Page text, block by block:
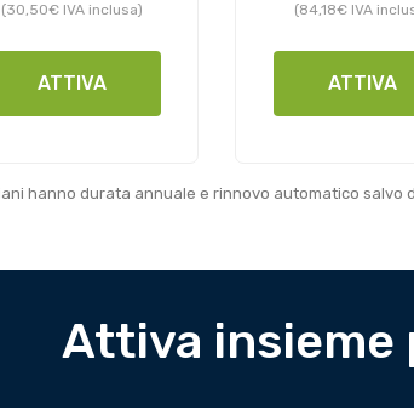
(30,50€ IVA inclusa)
ATTIVA
(84,18€ IVA
ATTIVA
hanno durata annuale e rinnovo automatico salvo
Attiva insieme